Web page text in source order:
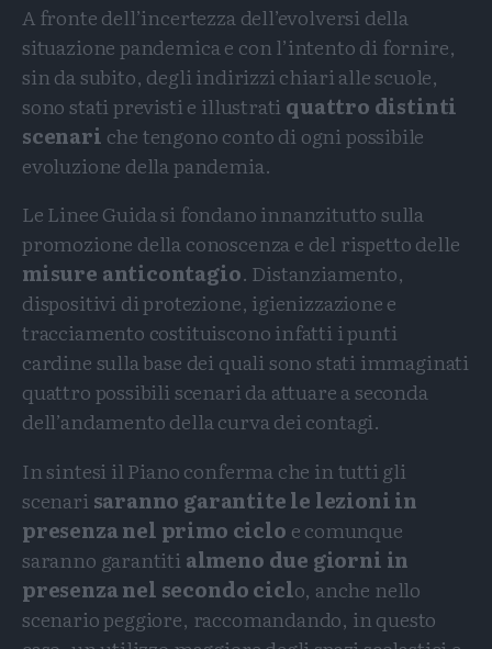
A fronte dell’incertezza dell’evolversi della
situazione pandemica e con l’intento di fornire,
sin da subito, degli indirizzi chiari alle scuole,
sono stati previsti e illustrati quattro distinti
scenari che tengono conto di ogni possibile
evoluzione della pandemia.
Le Linee Guida si fondano innanzitutto sulla
promozione della conoscenza e del rispetto delle
misure anticontagio. Distanziamento,
dispositivi di protezione, igienizzazione e
tracciamento costituiscono infatti i punti
cardine sulla base dei quali sono stati immaginati
quattro possibili scenari da attuare a seconda
dell’andamento della curva dei contagi.
In sintesi il Piano conferma che in tutti gli
scenari saranno garantite le lezioni in
presenza nel primo ciclo e comunque
saranno garantiti almeno due giorni in
presenza nel secondo ciclo, anche nello
scenario peggiore, raccomandando, in questo